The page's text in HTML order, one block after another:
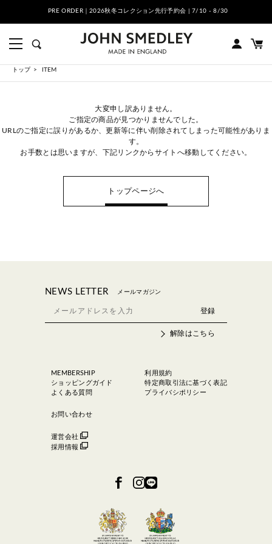
PRE ORDER｜2026秋冬コレクション先行予約会 | 7/10 - 8/30
トップ ITEM
大変申し訳ありません。
ご指定の商品が見つかりませんでした。
URLのご指定に誤りがあるか、更新等に伴い削除されてしまった可能性がありま
す。
お手数とは思いますが、下記リンクからサイトへ移動してください。
トップページへ
NEWS LETTER メールマガジン
解除はこちら
MEMBERSHIP
ショッピングガイド
よくある質問
お問い合わせ
運営会社
採用情報
利用規約
特定商取引法に基づく表記
プライバシポリシー